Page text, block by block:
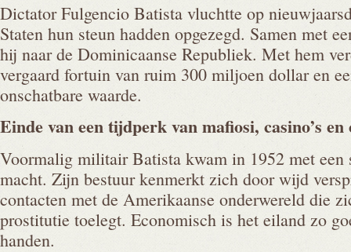
Dictator Fulgencio Batista vluchtte op
Staten hun steun hadden opgezegd. Samen met
hij naar de Dominicaanse Republiek. Met hem
vergaard fortuin van ruim 300 miljoen dollar en
onschatbare waarde.
Einde van een tijdperk van mafiosi, casino’s en
Voormalig militair Batista kwam in 1952 met een
macht. Zijn bestuur kenmerkt zich door wijd
contacten met de Amerikaanse onderwereld die
prostitutie toelegt. Economisch is het eiland zo
handen.